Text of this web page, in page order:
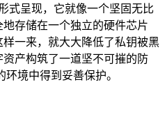
式呈现，它就像一个坚固无比
存储在一个独立的硬件芯片
一来，就大大降低了私钥被黑
产构筑了一道坚不可摧的防
境中得到妥善保护。